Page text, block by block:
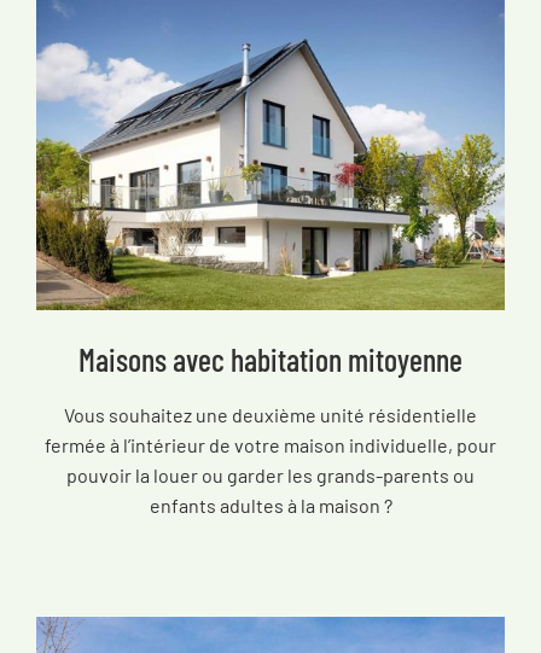
Maisons avec habitation mitoyenne
Vous souhaitez une deuxième unité résidentielle
fermée à l’intérieur de votre maison individuelle, pour
pouvoir la louer ou garder les grands-parents ou
enfants adultes à la maison ?